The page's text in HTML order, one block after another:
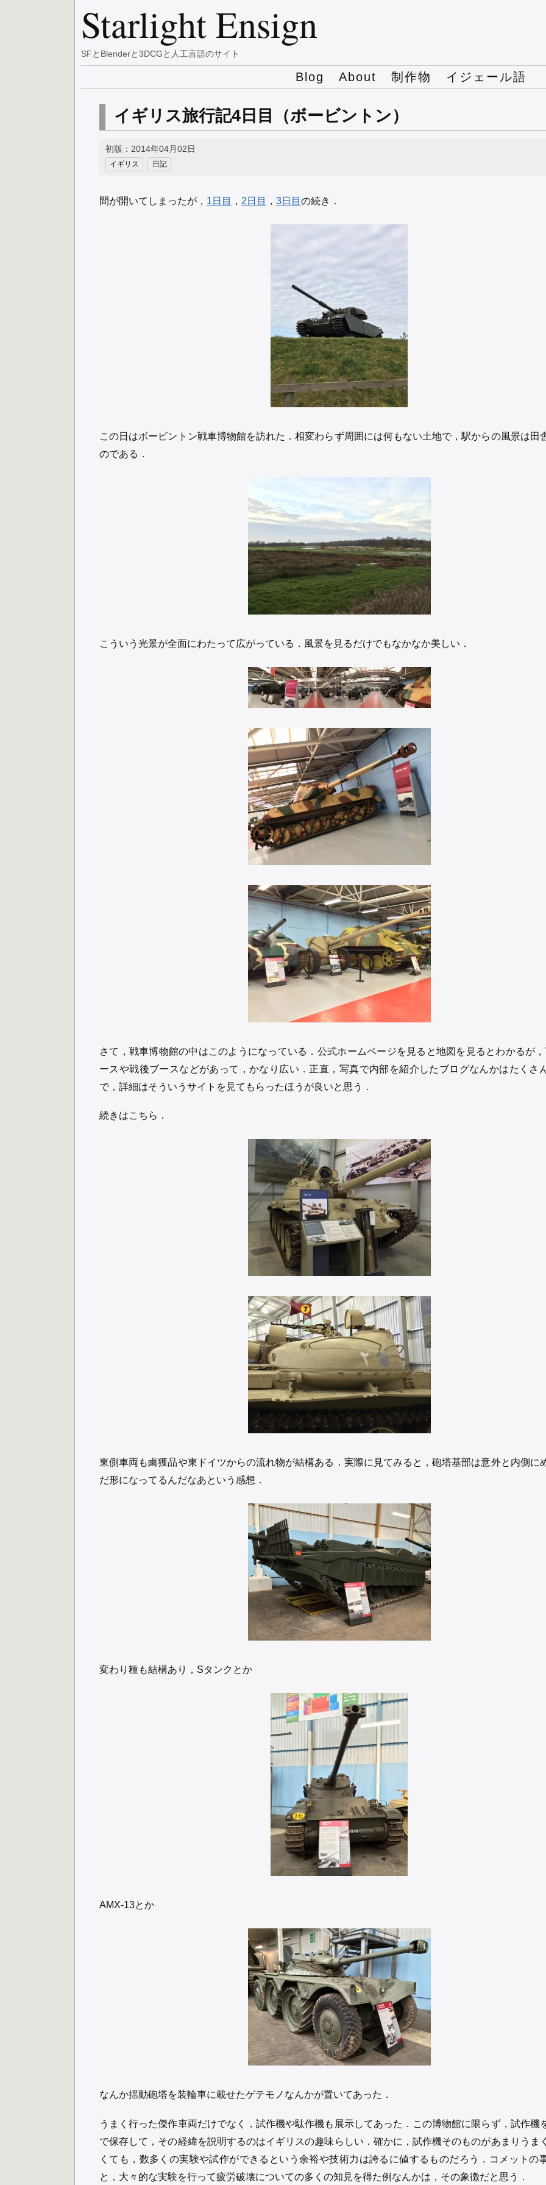
Starlight Ensign
SFとBlenderと3DCGと人工言語のサイト
Blog About 制作物 イジェール語
イギリス旅行記4日目（ボービントン）
初版：2014年04月02日
イギリス 日記
間が開いてしまったが， 1日目 ， 2日目 ， 3日目 の続き．
この日はボービントン戦車博物館を訪れた．相変わらず周囲には何もない土地で，駅からの風景は田
のである．
こういう光景が全面にわたって広がっている．風景を見るだけでもなかなか美しい．
さて，戦車博物館の中はこのようになっている．公式ホームページを見ると地図を見るとわかるが
ースや戦後ブースなどがあって，かなり広い．正直，写真で内部を紹介したブログなんかはたくさ
で，詳細はそういうサイトを見てもらったほうが良いと思う．
続きはこちら．
東側車両も鹵獲品や東ドイツからの流れ物が結構ある．実際に見てみると，砲塔基部は意外と内側に
だ形になってるんだなあという感想．
変わり種も結構あり，Sタンクとか
AMX-13とか
なんか揺動砲塔を装輪車に載せたゲテモノなんかが置いてあった．
うまく行った傑作車両だけでなく，試作機や駄作機も展示してあった．この博物館に限らず，試作機
で保存して，その経緯を説明するのはイギリスの趣味らしい．確かに，試作機そのものがあまりうま
くても，数多くの実験や試作ができるという余裕や技術力は誇るに値するものだろう．コメットの
と，大々的な実験を行って疲労破壊についての多くの知見を得た例なんかは，その象徴だと思う．